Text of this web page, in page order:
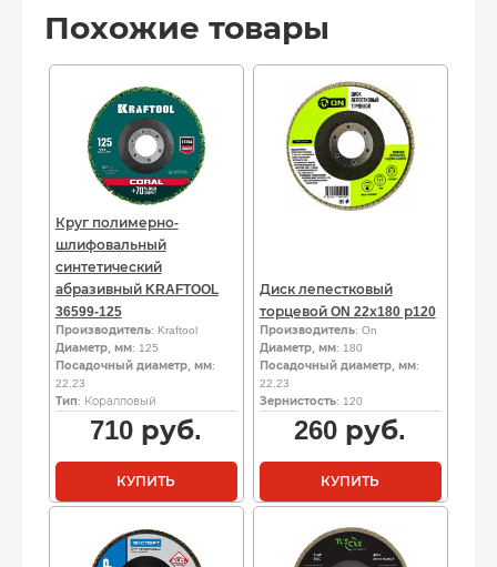
Похожие товары
Круг полимерно-
шлифовальный
синтетический
абразивный KRAFTOOL
36599-125
Производитель: Kraftool
Диаметр, мм: 125
Посадочный диаметр, мм:
22.23
Тип: Коралловый
710 руб.
КУПИТЬ
Диск лепестковый
торцевой ON 22х180 р120
Производитель: On
Диаметр, мм: 180
Посадочный диаметр, мм:
22.23
Зернистость: 120
260 руб.
КУПИТЬ